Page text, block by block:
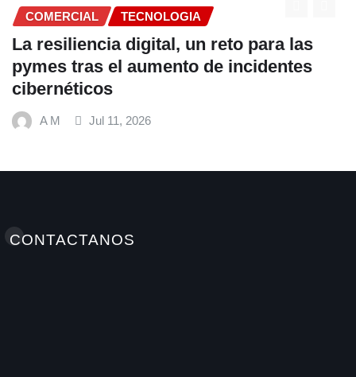
COMERCIAL TECNOLOGIA
La resiliencia digital, un reto para las
pymes tras el aumento de incidentes
cibernéticos
A M Jul 11, 2026
CONTACTANOS